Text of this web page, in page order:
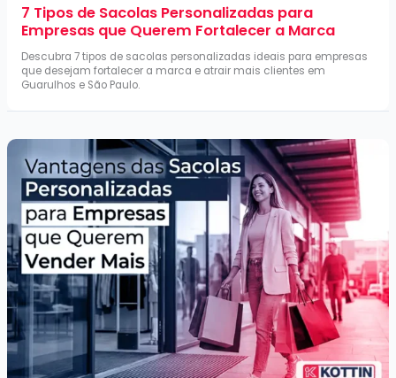
7 Tipos de Sacolas Personalizadas para
Empresas que Querem Fortalecer a Marca
Descubra 7 tipos de sacolas personalizadas ideais para empresas
que desejam fortalecer a marca e atrair mais clientes em
Guarulhos e São Paulo.